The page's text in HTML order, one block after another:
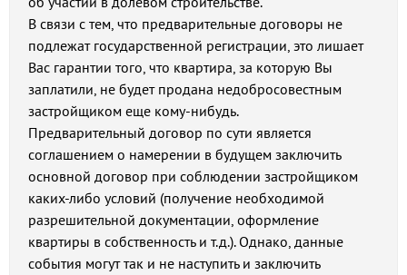
В связи с тем, что предварительные договоры не
подлежат государственной регистрации, это лишает
Вас гарантии того, что квартира, за которую Вы
заплатили, не будет продана недобросовестным
застройщиком еще кому-нибудь.
Предварительный договор по сути является
соглашением о намерении в будущем заключить
основной договор при соблюдении застройщиком
каких-либо условий (получение необходимой
разрешительной документации, оформление
квартиры в собственность и т.д.). Однако, данные
события могут так и не наступить и заключить